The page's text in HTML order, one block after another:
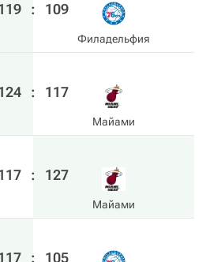
: 109
Филадельфия
: 117
Майами
: 127
Майами
: 105